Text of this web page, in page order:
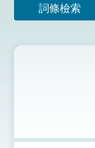
詞條檢索